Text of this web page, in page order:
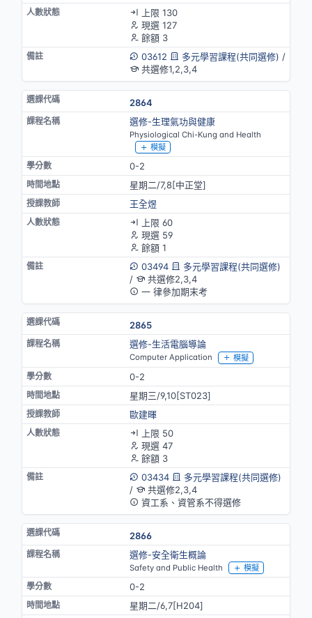
上限 130
現選 127
餘額 3
03612
多元學習課程(共同選修) /
共選修1,2,3,4
2864
選修-生理氣功與健康
Physiological Chi-Kung and Health
模擬
0-2
星期二/7,8[中正堂]
王全煜
上限 60
現選 59
餘額 1
03494
多元學習課程(共同選修)
/
共選修2,3,4
一 律參加期末考
2865
選修-生活電腦導論
Computer Application 模擬
0-2
星期三/9,10[ST023]
歐建暉
上限 50
現選 47
餘額 3
03434
多元學習課程(共同選修)
/
共選修2,3,4
資工系、資管系不得選修
2866
選修-安全衛生概論
Safety and Public Health 模擬
0-2
星期二/6,7[H204]